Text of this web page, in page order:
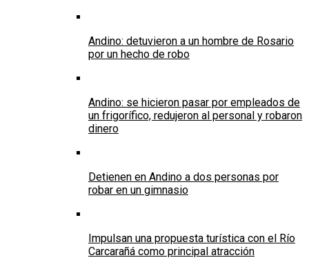
Andino: detuvieron a un hombre de Rosario
por un hecho de robo
Andino: se hicieron pasar por empleados de
un frigorífico, redujeron al personal y robaron
dinero
Detienen en Andino a dos personas por
robar en un gimnasio
Impulsan una propuesta turística con el Río
Carcarañá como principal atracción